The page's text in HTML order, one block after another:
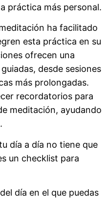
práctica más personal.
ha facilitado
esta práctica en su
ofrecen una
desde sesiones
más prolongadas.
recordatorios para
meditación, ayudando
día a día no tiene que
un checklist para
día en el que puedas